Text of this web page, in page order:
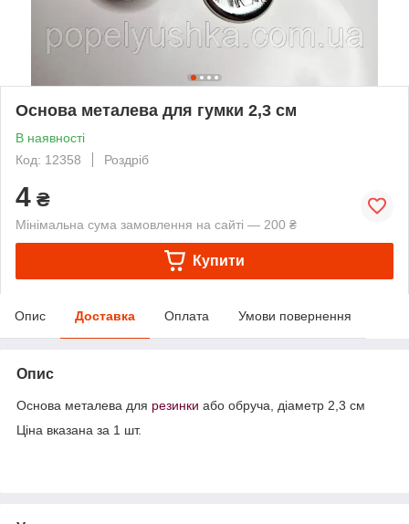
Основа металева для гумки 2,3 см
В наявності
Код: 12358
Роздріб
4 ₴
Мінімальна сума замовлення на сайті — 200 ₴
Купити
Опис Доставка Оплата Умови повернення
Опис
Основа металева для резинки або обруча, діаметр 2,3 см
Ціна вказана за 1 шт.